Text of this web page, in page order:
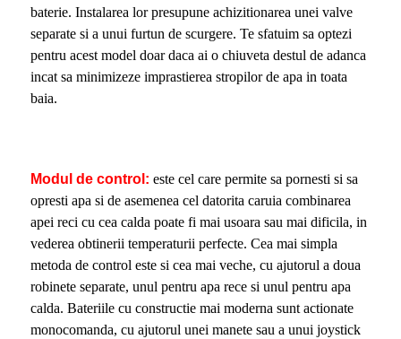
baterie. Instalarea lor presupune achizitionarea unei valve
separate si a unui furtun de scurgere. Te sfatuim sa optezi
pentru acest model doar daca ai o chiuveta destul de adanca
incat sa minimizeze imprastierea stropilor de apa in toata
baia.
Modul de control: este cel care permite sa pornesti si sa
opresti apa si de asemenea cel datorita caruia combinarea
apei reci cu cea calda poate fi mai usoara sau mai dificila, in
vederea obtinerii temperaturii perfecte. Cea mai simpla
metoda de control este si cea mai veche, cu ajutorul a doua
robinete separate, unul pentru apa rece si unul pentru apa
calda. Bateriile cu constructie mai moderna sunt actionate
monocomanda, cu ajutorul unei manete sau a unui joystick